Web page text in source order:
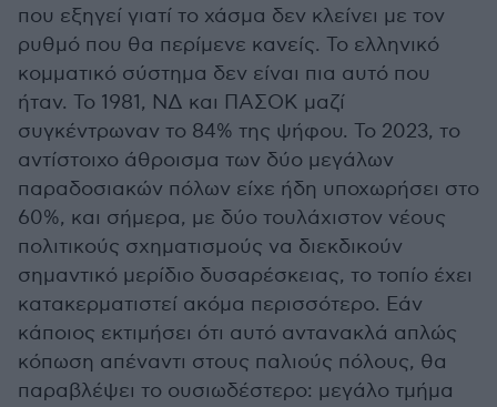
που εξηγεί γιατί το χάσμα δεν κλείνει με τον
ρυθμό που θα περίμενε κανείς. Το ελληνικό
κομματικό σύστημα δεν είναι πια αυτό που
ήταν. Το 1981, ΝΔ και ΠΑΣΟΚ μαζί
συγκέντρωναν το 84% της ψήφου. Το 2023, το
αντίστοιχο άθροισμα των δύο μεγάλων
παραδοσιακών πόλων είχε ήδη υποχωρήσει στο
60%, και σήμερα, με δύο τουλάχιστον νέους
πολιτικούς σχηματισμούς να διεκδικούν
σημαντικό μερίδιο δυσαρέσκειας, το τοπίο έχει
κατακερματιστεί ακόμα περισσότερο. Εάν
κάποιος εκτιμήσει ότι αυτό αντανακλά απλώς
κόπωση απέναντι στους παλιούς πόλους, θα
παραβλέψει το ουσιωδέστερο: μεγάλο τμήμα